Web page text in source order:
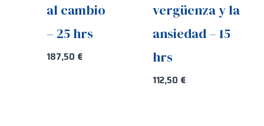
al cambio
– 25 hrs
187,50 €
vergüenza y la
ansiedad – 15
hrs
112,50 €